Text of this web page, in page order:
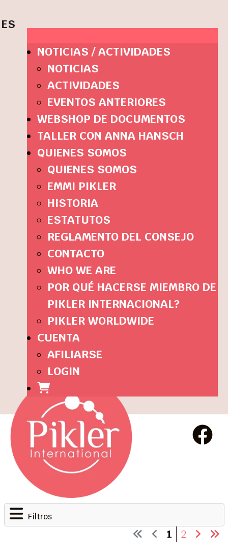
NOTICIAS / ACTIVIDADES
NOTICIAS
ACTIVIDADES
EVENTOS ANTERIORES
WEBSHOP DE DOCUMENTOS
TALLER CON ANNA HANSCH
QUIENES SOMOS
QUIENES SOMOS
EMMI PIKLER
HISTORIA
ESTATUTOS
REGLAMENTO DEL CONSEJO
CONTACTO
WHO WE ARE
POR QUÉ HACERSE MIEMBRO DE
PIKLER INTERNACIONAL?
PIKLER WORLDWIDE
CUENTA
AFILIARSE
LOGIN
ES
Filtros
1 2